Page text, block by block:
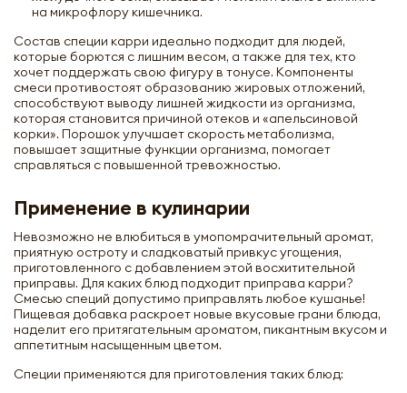
на микрофлору кишечника.
Состав специи карри идеально подходит для людей,
которые борются с лишним весом, а также для тех, кто
хочет поддержать свою фигуру в тонусе. Компоненты
смеси противостоят образованию жировых отложений,
способствуют выводу лишней жидкости из организма,
которая становится причиной отеков и «апельсиновой
корки». Порошок улучшает скорость метаболизма,
повышает защитные функции организма, помогает
справляться с повышенной тревожностью.
Применение в кулинарии
Невозможно не влюбиться в умопомрачительный аромат,
приятную остроту и сладковатый привкус угощения,
приготовленного с добавлением этой восхитительной
приправы. Для каких блюд подходит приправа карри?
Смесью специй допустимо приправлять любое кушанье!
Пищевая добавка раскроет новые вкусовые грани блюда,
наделит его притягательным ароматом, пикантным вкусом и
аппетитным насыщенным цветом.
Специи применяются для приготовления таких блюд: